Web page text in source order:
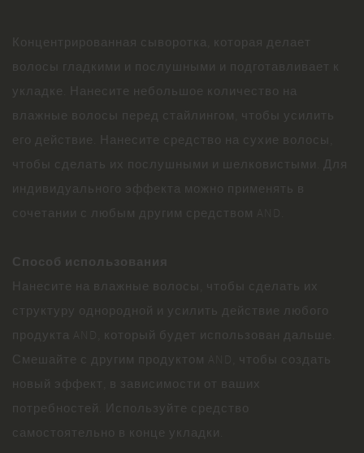
Концентрированная сыворотка, которая делает
волосы гладкими и послушными и подготавливает к
укладке. Нанесите небольшое количество на
влажные волосы перед стайлингом, чтобы усилить
его действие. Нанесите средство на сухие волосы,
чтобы сделать их послушными и шелковистыми. Для
индивидуального эффекта можно применять в
сочетании с любым другим средством AND.
Способ использования
Нанесите на влажные волосы, чтобы сделать их
структуру однородной и усилить действие любого
продукта AND, который будет использован дальше.
Смешайте с другим продуктом AND, чтобы создать
новый эффект, в зависимости от ваших
потребностей. Используйте средство
самостоятельно в конце укладки.